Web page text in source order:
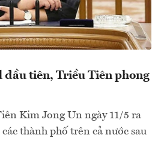
đầu tiên, Triều Tiên phong
Kim Jong Un ngày 11/5 ra
thành phố trên cả nước sau